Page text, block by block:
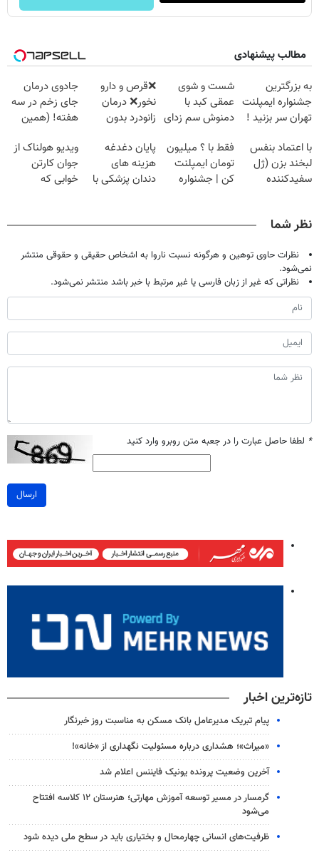
مطالب پیشنهادی
به بزرگترین
جشنواره ایمپلنت
تهران سر بزنید !
میلیون !
شست و شوی
عمقی کبد با
دمنوش سم زدای
❌قرص‌ و دارو
نخور❌ درمان
زانودرد بدون
جادوی درمان
جای زخم در سه
هفته! (همین
صحبت کنید)
با اعتماد بنفس
لبخند بزن (ژل
سفیدکننده
فقط با ؟ میلیون
تومان ایمپلنت
کن | جشنواره
پایان دغدغه
هزینه های
دندان پزشکی با
ویدیو هولناک از
جوان کارتن
خوابی که
نظر شما
نظرات حاوی توهین و هرگونه نسبت ناروا به اشخاص حقیقی و حقوقی منتشر
نمی‌شود.
نظراتی که غیر از زبان فارسی یا غیر مرتبط با خبر باشد منتشر نمی‌شود.
* لطفا حاصل عبارت را در جعبه متن روبرو وارد کنید
ارسال
تازه‌ترین اخبار
پیام تبریک مدیرعامل بانک مسکن به مناسبت روز خبرنگار
«میراث»؛ هشداری درباره مسئولیت نگهداری از «خانه»!
آخرین وضعیت پرونده یونیک فایننس اعلام شد
گرمسار در مسیر توسعه آموزش مهارتی؛ هنرستان ۱۲ کلاسه افتتاح
می‌شود
ظرفیت‌های انسانی چهارمحال و بختیاری باید در سطح ملی دیده شود